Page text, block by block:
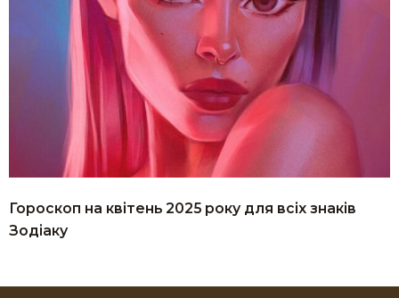
Гороскоп на квітень 2025 року для всіх знаків
Зодіаку